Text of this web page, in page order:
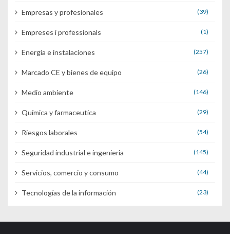
Empresas y profesionales (39)
Empreses i professionals (1)
Energía e instalaciones (257)
Marcado CE y bienes de equipo (26)
Medio ambiente (146)
Química y farmaceutica (29)
Riesgos laborales (54)
Seguridad industrial e ingenieria (145)
Servicios, comercio y consumo (44)
Tecnologías de la información (23)